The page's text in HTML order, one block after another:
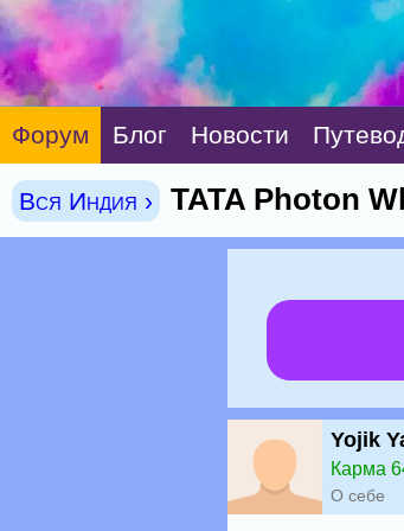
Форум Блог Новости
Вся Индия › TATA Photon
Yojik
Карма
О себе